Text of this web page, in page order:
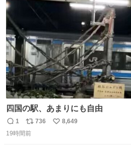
数
四国の駅、あまりにも自由
返
信
1
リ
ポ
736
い
8,649
19時間前